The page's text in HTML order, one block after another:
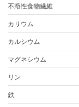
不溶性食物繊維
カリウム
カルシウム
マグネシウム
リン
鉄